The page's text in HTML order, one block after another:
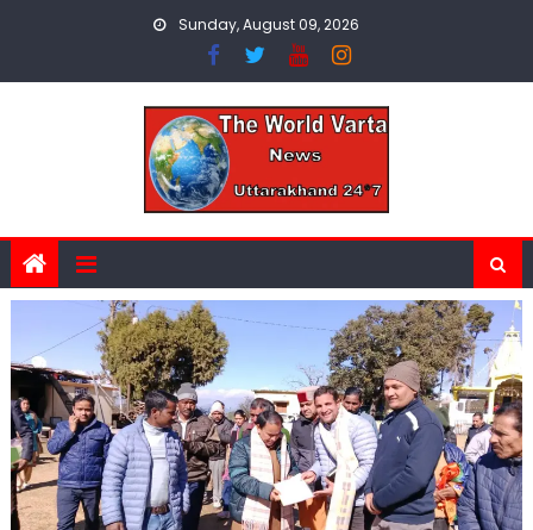
Sunday, August 09, 2026